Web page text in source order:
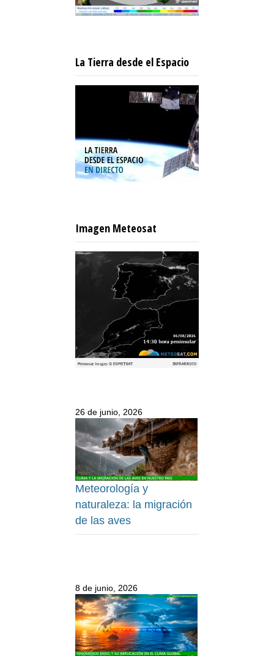
La Tierra desde el Espacio
Imagen Meteosat
26 de junio, 2026
Meteorología y
naturaleza: la migración
de las aves
8 de junio, 2026